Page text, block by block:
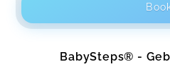
BabySteps® -